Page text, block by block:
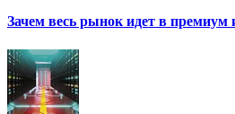
Зачем весь рынок идет в премиум